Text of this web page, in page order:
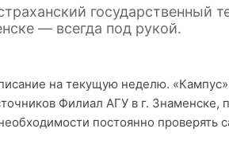
государственный
— всегда под рукой.
на текущую неделю.
Филиал АГУ в г. Знаменске,
постоянно проверять